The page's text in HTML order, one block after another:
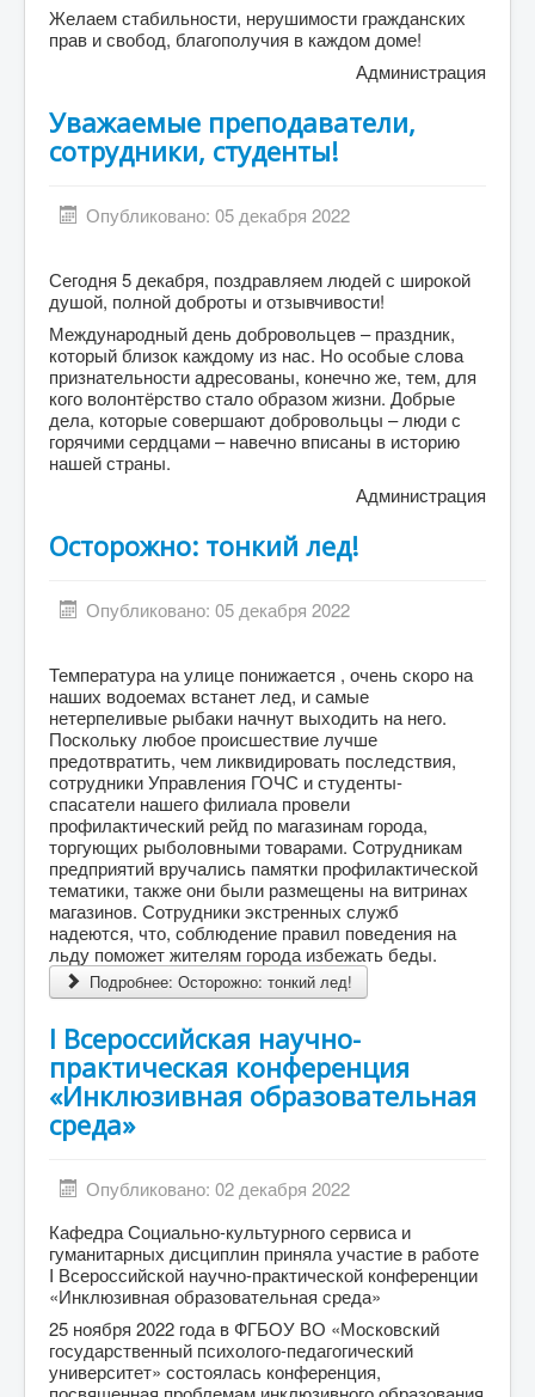
Желаем стабильности, нерушимости гражданских
прав и свобод, благополучия в каждом доме!
Администрация
Уважаемые преподаватели,
сотрудники, студенты!
Опубликовано: 05 декабря 2022
Сегодня 5 декабря, поздравляем людей с широкой
душой, полной доброты и отзывчивости!
Международный день добровольцев – праздник,
который близок каждому из нас. Но особые слова
признательности адресованы, конечно же, тем, для
кого волонтёрство стало образом жизни. Добрые
дела, которые совершают добровольцы – люди с
горячими сердцами – навечно вписаны в историю
нашей страны.
Администрация
Осторожно: тонкий лед!
Опубликовано: 05 декабря 2022
Температура на улице понижается , очень скоро на
наших водоемах встанет лед, и самые
нетерпеливые рыбаки начнут выходить на него.
Поскольку любое происшествие лучше
предотвратить, чем ликвидировать последствия,
сотрудники Управления ГОЧС и студенты-
спасатели нашего филиала провели
профилактический рейд по магазинам города,
торгующих рыболовными товарами. Сотрудникам
предприятий вручались памятки профилактической
тематики, также они были размещены на витринах
магазинов. Сотрудники экстренных служб
надеются, что, соблюдение правил поведения на
льду поможет жителям города избежать беды.
Подробнее: Осторожно: тонкий лед!
I Всероссийская научно-
практическая конференция
«Инклюзивная образовательная
среда»
Опубликовано: 02 декабря 2022
Кафедра Социально-культурного сервиса и
гуманитарных дисциплин приняла участие в работе
I Всероссийской научно-практической конференции
«Инклюзивная образовательная среда»
25 ноября 2022 года в ФГБОУ ВО «Московский
государственный психолого-педагогический
университет» состоялась конференция,